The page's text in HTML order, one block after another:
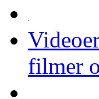
filmer